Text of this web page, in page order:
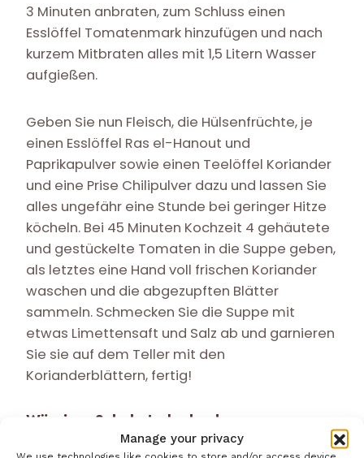
Manage your privacy
We use technologies like cookies to store and/or access device
3 Minuten anbraten, zum Schluss einen
Esslöffel Tomatenmark hinzufügen und nach
kurzem Mitbraten alles mit 1,5 Litern Wasser
aufgießen.
Geben Sie nun Fleisch, die Hülsenfrüchte, je
einen Esslöffel Ras el-Hanout und
Paprikapulver sowie einen Teelöffel Koriander
und eine Prise Chilipulver dazu und lassen Sie
alles ungefähr eine Stunde bei geringer Hitze
köcheln. Bei 45 Minuten Kochzeit 4 gehäutete
und gestückelte Tomaten in die Suppe geben,
als letztes eine Hand voll frischen Koriander
waschen und die abgezupften Blätter
sammeln. Schmecken Sie die Suppe mit
etwas Limettensaft und Salz ab und garnieren
Sie sie auf dem Teller mit den
Korianderblättern, fertig!
Würziger Schokoladenkuchen
Der Schokoladenkuchen schmeckt erfrischend